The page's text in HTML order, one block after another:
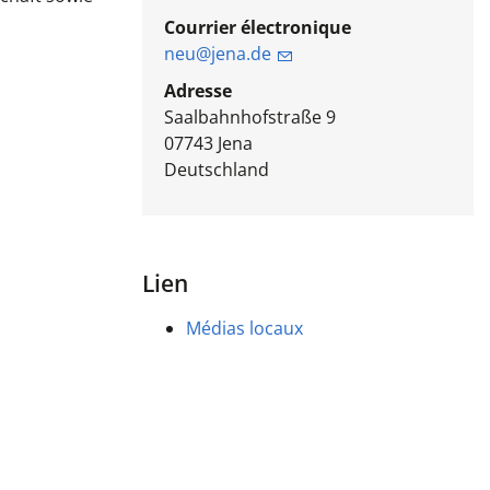
Courrier électronique
neu@jena.de
Adresse
Saalbahnhofstraße 9
07743 Jena
Deutschland
Lien
Médias locaux